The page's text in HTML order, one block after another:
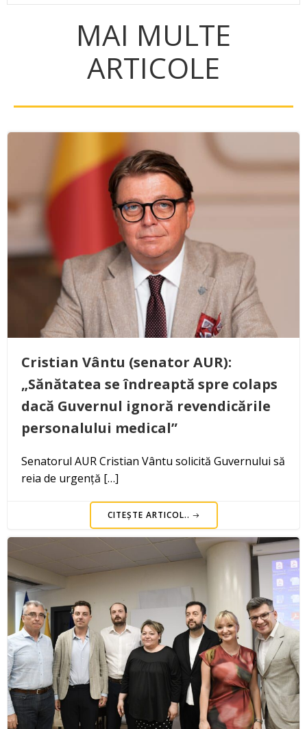
MAI MULTE
ARTICOLE
Cristian Vântu (senator AUR):
„Sănătatea se îndreaptă spre colaps
dacă Guvernul ignoră revendicările
personalului medical”
Senatorul AUR Cristian Vântu solicită Guvernului să
reia de urgență […]
CITEȘTE ARTICOL..